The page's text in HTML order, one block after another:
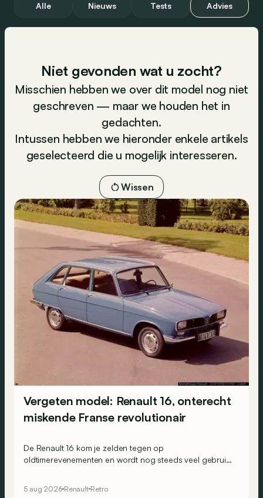
Alle Nieuws Tests Advies
Niet gevonden wat u zocht?
Misschien hebben we over dit model nog niet
geschreven — maar we houden het in
gedachten.
Intussen hebben we hieronder enkele artikels
geselecteerd die u mogelijk interesseren.
Wissen
Vergeten model: Renault 16, onterecht
miskende Franse revolutionair
De Renault 16 kom je zelden tegen op
oldtimerevenementen en wordt nog steeds veel gebruikt
aanbod.
5 aug 2026 Renault Retro